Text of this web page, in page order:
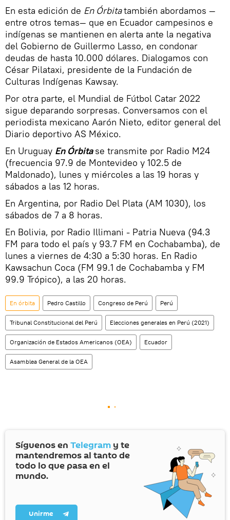
En esta edición de En Órbitatambién abordamos —
entre otros temas— que en Ecuador campesinos e
indígenas se mantienen en alerta ante la negativa
del Gobierno de Guillermo Lasso, en condonar
deudas de hasta 10.000 dólares. Dialogamos con
César Pilataxi, presidente de la Fundación de
Culturas Indígenas Kawsay.
Por otra parte, el Mundial de Fútbol Catar 2022
sigue deparando sorpresas. Conversamos con el
periodista mexicano Aarón Nieto, editor general del
Diario deportivo AS México.
En Uruguay En Órbitase transmite por Radio M24
(frecuencia 97.9 de Montevideo y 102.5 de
Maldonado), lunes y miércoles a las 19 horas y
sábados a las 12 horas.
En Argentina, por Radio Del Plata (AM 1030), los
sábados de 7 a 8 horas.
En Bolivia, por Radio Illimani - Patria Nueva (94.3
FM para todo el país y 93.7 FM en Cochabamba), de
lunes a viernes de 4:30 a 5:30 horas. En Radio
Kawsachun Coca (FM 99.1 de Cochabamba y FM
99.9 Trópico), a las 20 horas.
En órbita Pedro Castillo Congreso de Perú Perú
Tribunal Constitucional del Perú Elecciones generales en Perú (2021)
Organización de Estados Americanos (OEA) Ecuador
Asamblea General de la OEA
Síguenos en Telegram y te
mantendremos al tanto de
todo lo que pasa en el
mundo.
Unirme